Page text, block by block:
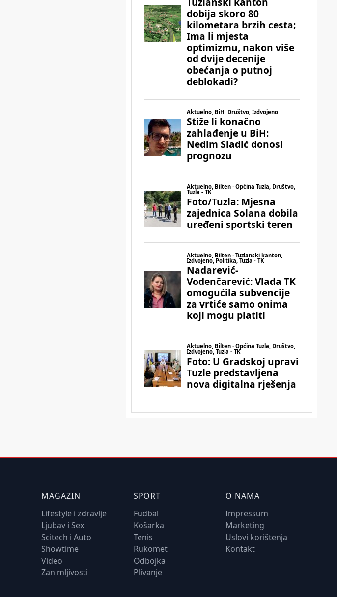
MAGAZIN
Lifestyle i zdravlje
Ljubav i Sex
Scitech i Auto
Showtime
Video
Zanimljivosti
SPORT
Fudbal
Košarka
Tenis
Rukomet
Odbojka
Plivanje
O NAMA
Impressum
Marketing
Uslovi korištenja
Kontakt